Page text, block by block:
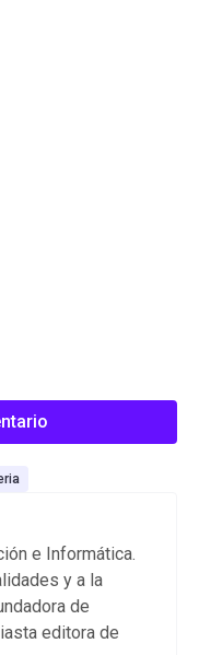
e Informática.
y a la
de
editora de